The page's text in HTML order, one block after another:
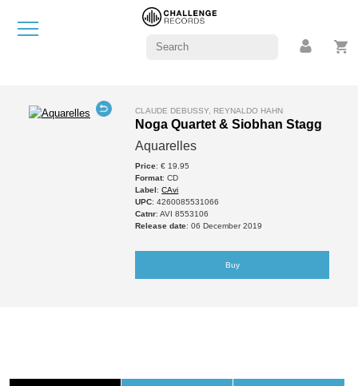
CLAUDE DEBUSSY, REYNALDO HAHN
Noga Quartet & Siobhan Stagg
Aquarelles
Price: € 19.95
Format: CD
Label:CAvi
UPC: 4260085531066
Catnr: AVI 8553106
Release date: 06 December 2019
Buy